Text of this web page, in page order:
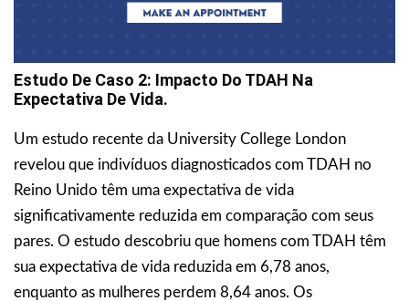
Estudo De Caso 2: Impacto Do TDAH Na
Expectativa De Vida.
Um estudo recente da University College London
revelou que indivíduos diagnosticados com TDAH no
Reino Unido têm uma expectativa de vida
significativamente reduzida em comparação com seus
pares. O estudo descobriu que homens com TDAH têm
sua expectativa de vida reduzida em 6,78 anos,
enquanto as mulheres perdem 8,64 anos. Os